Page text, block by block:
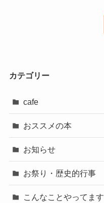
カテゴリー
cafe
おススメの本
お知らせ
お祭り・歴史的行事
こんなことやってます